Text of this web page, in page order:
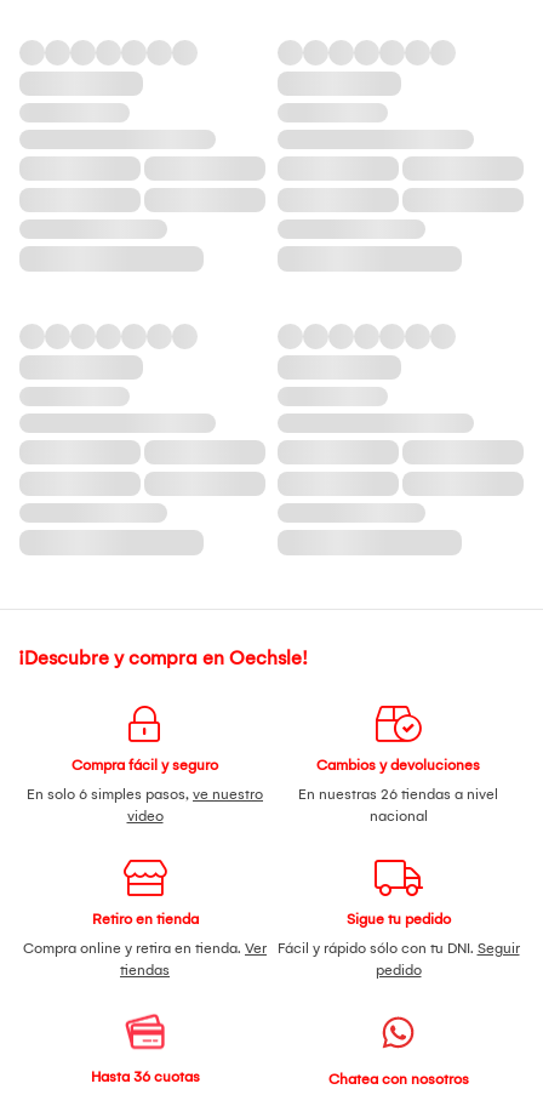
¡Descubre y compra en Oechsle!
Compra fácil y seguro
En solo 6 simples pasos, ve nuestro
video
Cambios y devoluciones
En nuestras 26 tiendas a nivel
nacional
Retiro en tienda
Compra online y retira en tienda. Ver
tiendas
Sigue tu pedido
Fácil y rápido sólo con tu DNI. Seguir
pedido
Hasta 36 cuotas
Chatea con nosotros